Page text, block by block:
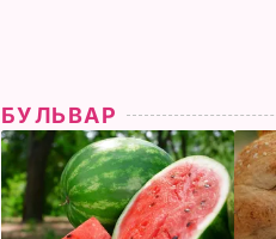
БУЛЬВАР